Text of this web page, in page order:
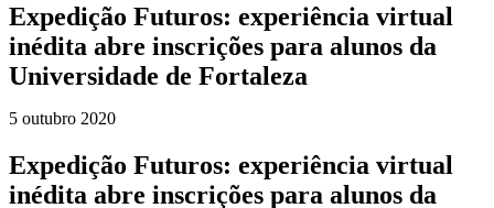
Expedição Futuros: experiência virtual
inédita abre inscrições para alunos da
Universidade de Fortaleza
5 outubro 2020
Expedição Futuros: experiência virtual
inédita abre inscrições para alunos da